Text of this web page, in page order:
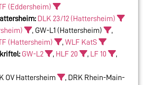
(Eddersheim)
DLK 23/12 (Hattersheim)
, GW-L1 (Hattersheim)
,
(Hattersheim) , WLF KatS
GW-L2 , HLF 20 , LF 10
,
OV Hattersheim
, DRK Rhein-Main-